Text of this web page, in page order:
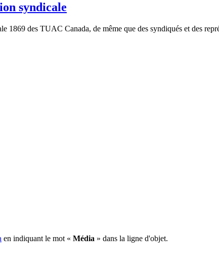
syndicale
1869 des TUAC Canada, de même que des syndiqués et des
en indiquant le mot « Média » dans la ligne d'objet.